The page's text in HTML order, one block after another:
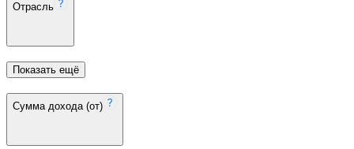
Отрасль
Показать ещё
Сумма дохода (от)